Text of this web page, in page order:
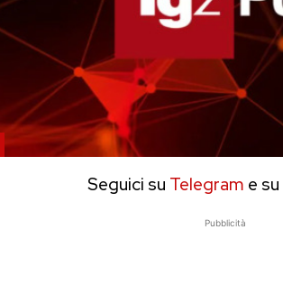
Seguici su Telegram e su
Pubblicità